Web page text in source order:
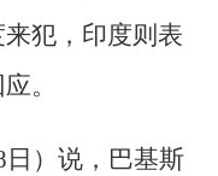
犯，印度则表
。
）说，巴基斯